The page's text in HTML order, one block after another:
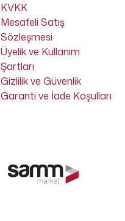
KVKK
Mesafeli Satış
Sözleşmesi
Üyelik ve Kullanım
Şartları
Gizlilik ve Güvenlik
Garanti ve İade Koşulları